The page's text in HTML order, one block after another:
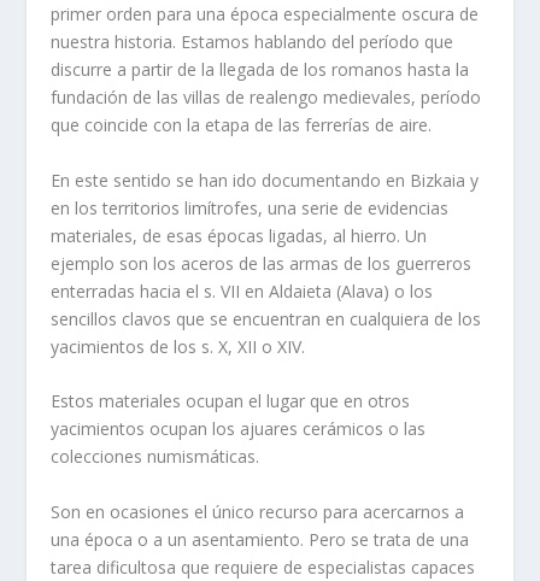
primer orden para una época especialmente oscura de
nuestra historia. Estamos hablando del período que
discurre a partir de la llegada de los romanos hasta la
fundación de las villas de realengo medievales, período
que coincide con la etapa de las ferrerías de aire.
En este sentido se han ido documentando en Bizkaia y
en los territorios limítrofes, una serie de evidencias
materiales, de esas épocas ligadas, al hierro. Un
ejemplo son los aceros de las armas de los guerreros
enterradas hacia el s. VII en Aldaieta (Alava) o los
sencillos clavos que se encuentran en cualquiera de los
yacimientos de los s. X, XII o XIV.
Estos materiales ocupan el lugar que en otros
yacimientos ocupan los ajuares cerámicos o las
colecciones numismáticas.
Son en ocasiones el único recurso para acercarnos a
una época o a un asentamiento. Pero se trata de una
tarea dificultosa que requiere de especialistas capaces